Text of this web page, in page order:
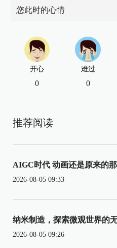
您此时的心情
开心
0
难过
0
推荐阅读
AIGC时代 动画还是原来的
2026-08-05 09:33
纳米制造，探索微观世界的
2026-08-05 09:26